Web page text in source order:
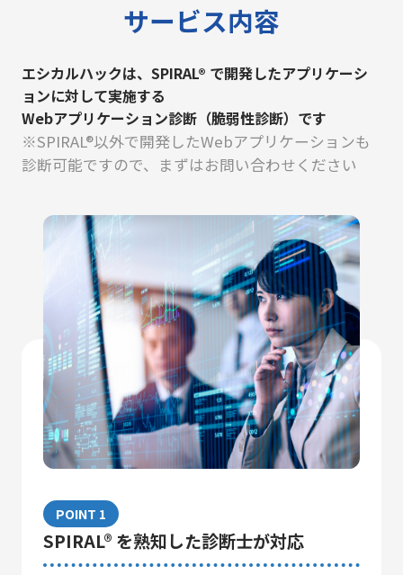
サービス内容
エシカルハックは、SPIRAL® で開発したアプリケーシ
ョンに対して実施する
Webアプリケーション診断（脆弱性診断）です
※SPIRAL®以外で開発したWebアプリケーションも
診断可能ですので、まずはお問い合わせください
POINT 1
SPIRAL® を熟知した診断⼠が対応